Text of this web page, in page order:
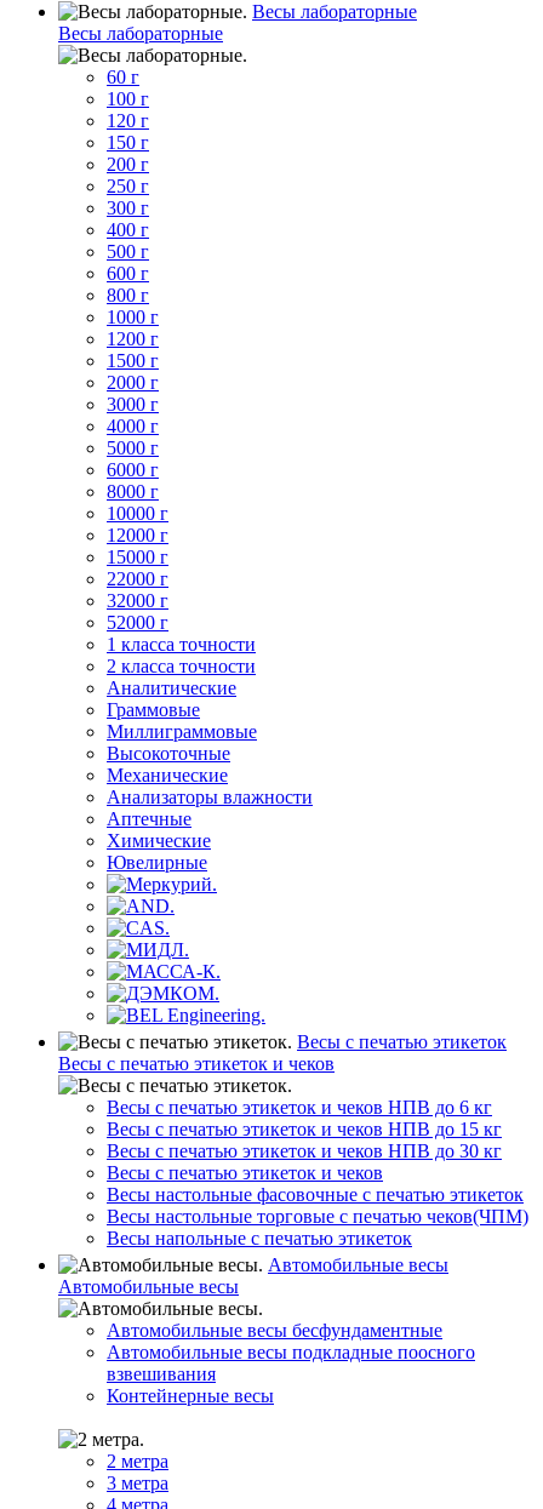
Весы лабораторные
Весы лабораторные
60 г
100 г
120 г
150 г
200 г
250 г
300 г
400 г
500 г
600 г
800 г
1000 г
1200 г
1500 г
2000 г
3000 г
4000 г
5000 г
6000 г
8000 г
10000 г
12000 г
15000 г
22000 г
32000 г
52000 г
1 класса точности
2 класса точности
Аналитические
Граммовые
Миллиграммовые
Высокоточные
Механические
Анализаторы влажности
Аптечные
Химические
Ювелирные
Весы с печатью этикеток
Весы с печатью этикеток и чеков
Весы с печатью этикеток и чеков НПВ до 6 кг
Весы с печатью этикеток и чеков НПВ до 15 кг
Весы с печатью этикеток и чеков НПВ до 30 кг
Весы с печатью этикеток и чеков
Весы настольные фасовочные с печатью этикеток
Весы настольные торговые с печатью чеков(ЧПМ)
Весы напольные с печатью этикеток
Автомобильные весы
Автомобильные весы
Автомобильные весы бесфундаментные
Автомобильные весы подкладные поосного
взвешивания
Контейнерные весы
2 метра
3 метра
4 метра